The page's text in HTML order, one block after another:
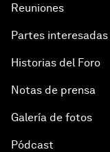
Reuniones
Partes interesadas
Historias del Foro
Notas de prensa
Galería de fotos
Pódcast